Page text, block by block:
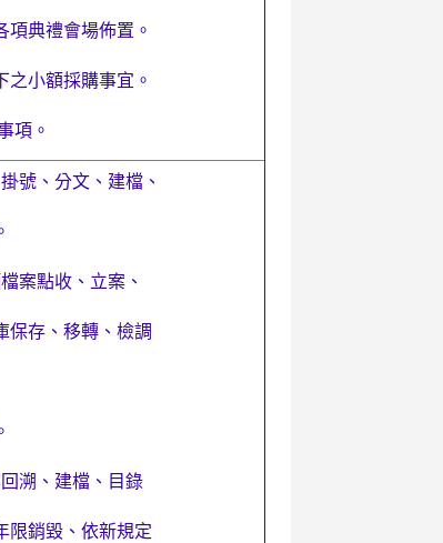
項典禮會場佈置。
之小額採購事宜。
項。
號、分文、建檔、
案點收、立案、
保存、移轉、檢調
溯、建檔、目錄
限銷毀、依新規定